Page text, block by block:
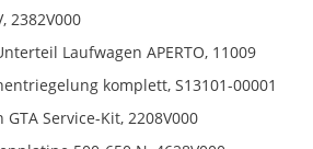
2382V000
Laufwagen APERTO, 11009
komplett, S13101-00001
Service-Kit, 2208V000